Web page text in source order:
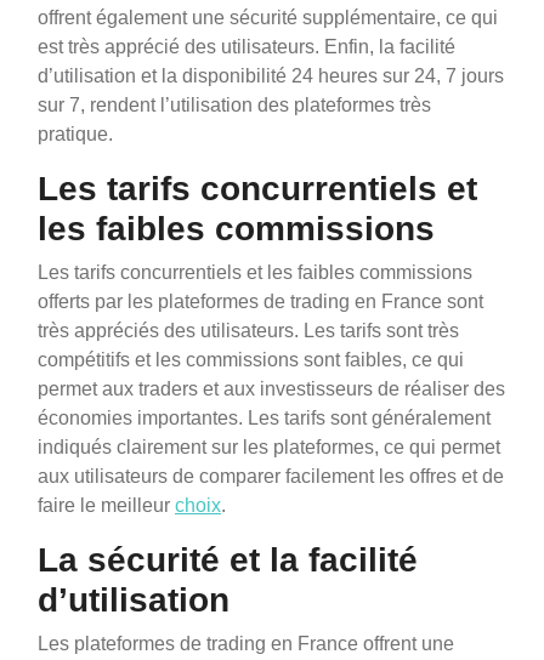
offrent également une sécurité supplémentaire, ce qui
est très apprécié des utilisateurs. Enfin, la facilité
d’utilisation et la disponibilité 24 heures sur 24, 7 jours
sur 7, rendent l’utilisation des plateformes très
pratique.
Les tarifs concurrentiels et
les faibles commissions
Les tarifs concurrentiels et les faibles commissions
offerts par les plateformes de trading en France sont
très appréciés des utilisateurs. Les tarifs sont très
compétitifs et les commissions sont faibles, ce qui
permet aux traders et aux investisseurs de réaliser des
économies importantes. Les tarifs sont généralement
indiqués clairement sur les plateformes, ce qui permet
aux utilisateurs de comparer facilement les offres et de
faire le meilleur choix.
La sécurité et la facilité
d’utilisation
Les plateformes de trading en France offrent une